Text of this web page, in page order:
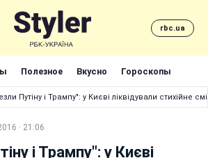
rbc.ua
Полезное Вкусно Гороскопы
Путіну і Трампу": у Києві ліквідували стихійне
· 21:06
і Трампу": у Києві